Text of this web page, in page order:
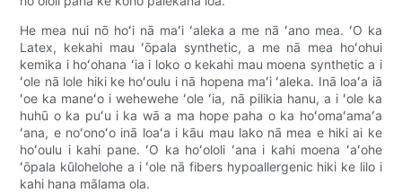
He mea nui nō hoʻi nā maʻi ʻaleka a me nā ʻano mea. ʻO ka
Latex, kekahi mau ʻōpala synthetic, a me nā mea hoʻohui
kemika i hoʻohana ʻia i loko o kekahi mau moena synthetic a i
ʻole nā ​​lole hiki ke hoʻoulu i nā hopena maʻi ʻaleka. Inā loaʻa iā
ʻoe ka maneʻo i wehewehe ʻole ʻia, nā pilikia hanu, a i ʻole ka
huhū o ka puʻu i ka wā a ma hope paha o ka hoʻomaʻamaʻa
ʻana, e noʻonoʻo inā loaʻa i kāu mau lako nā mea e hiki ai ke
hoʻoulu i kahi pane. ʻO ka hoʻololi ʻana i kahi moena ʻaʻohe
ʻōpala kūlohelohe a i ʻole nā ​​​​​​fibers hypoallergenic hiki ke lilo i
kahi hana mālama ola.